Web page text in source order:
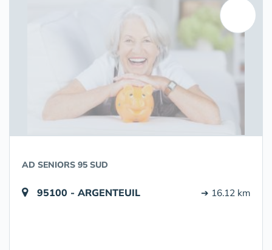
AD SENIORS 95 SUD
95100 - ARGENTEUIL ➔ 16.12 km